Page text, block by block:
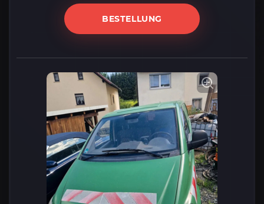
BESTELLUNG